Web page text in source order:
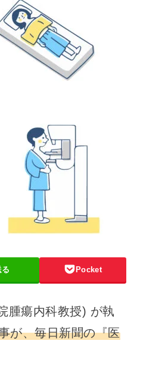
る Pocket
腫瘍内科教授) が執
が、毎日新聞の『医